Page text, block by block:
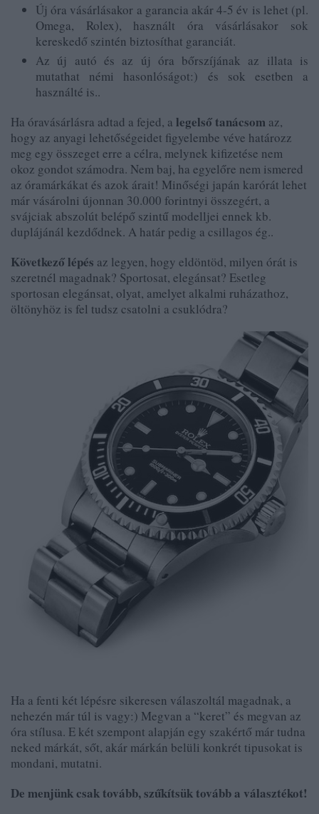
Új óra vásárlásakor a garancia akár 4-5 év is lehet (pl.
Omega, Rolex), használt óra vásárlásakor sok
kereskedő szintén biztosíthat garanciát.
Az új autó és az új óra bőrszíjának az illata is
mutathat némi hasonlóságot:) és sok esetben a
használté is..
Ha óravásárlásra adtad a fejed, a legelső tanácsom az,
hogy az anyagi lehetőségeidet figyelembe véve határozz
meg egy összeget erre a célra, melynek kifizetése nem
okoz gondot számodra. Nem baj, ha egyelőre nem ismered
az óramárkákat és azok árait! Minőségi japán karórát lehet
már vásárolni újonnan 30.000 forintnyi összegért, a
svájciak abszolút belépő szintű modelljei ennek kb.
duplájánál kezdődnek. A határ pedig a csillagos ég..
Következő lépés az legyen, hogy eldöntöd, milyen órát is
szeretnél magadnak? Sportosat, elegánsat? Esetleg
sportosan elegánsat, olyat, amelyet alkalmi ruházathoz,
öltönyhöz is fel tudsz csatolni a csuklódra?
Ha a fenti két lépésre sikeresen válaszoltál magadnak, a
nehezén már túl is vagy:) Megvan a “keret” és megvan az
óra stílusa. E két szempont alapján egy szakértő már tudna
neked márkát, sőt, akár márkán belüli konkrét tipusokat is
mondani, mutatni.
De menjünk csak tovább, szűkítsük tovább a választékot!